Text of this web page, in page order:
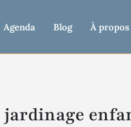
Agenda Blog À propos
jardinage